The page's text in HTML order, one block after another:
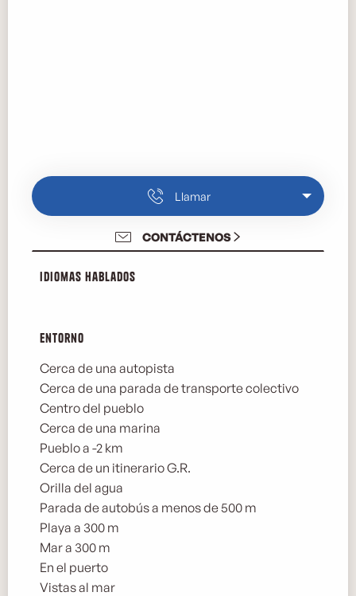
Llamar
CONTÁCTENOS
Idiomas hablados
Idiomas hablados
Entorno
Entorno
Cerca de una autopista
Cerca de una parada de transporte colectivo
Centro del pueblo
Cerca de una marina
Pueblo a -2 km
Cerca de un itinerario G.R.
Orilla del agua
Parada de autobús a menos de 500 m
Playa a 300 m
Mar a 300 m
En el puerto
Vistas al mar